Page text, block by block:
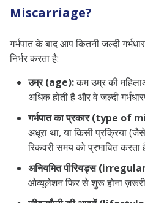
Miscarriage?
गर्भपात के बाद आप कितनी जल्दी
निर्भर करता है:
उम्र (age):कम उम्र की
अधिक होती है और वे जल्दी
गर्भपात का प्रकार (type of
अधूरा था, या किसी प्रक्रिया
रिकवरी समय को प्रभावित करता
अनियमित पीरियड्स
ओव्यूलेशन फिर से शुरू होना